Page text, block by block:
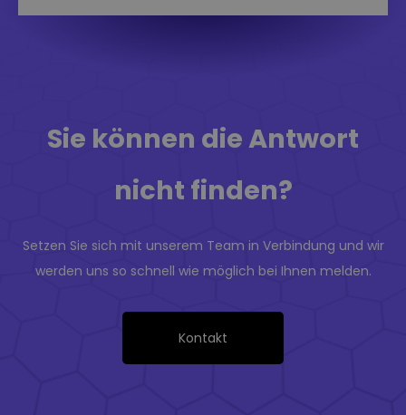
Sie können die Antwort
nicht finden?
Setzen Sie sich mit unserem Team in Verbindung und wir
werden uns so schnell wie möglich bei Ihnen melden.
Kontakt